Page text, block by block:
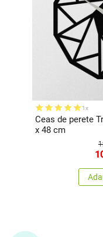
1x
Ceas de perete
x 48 cm